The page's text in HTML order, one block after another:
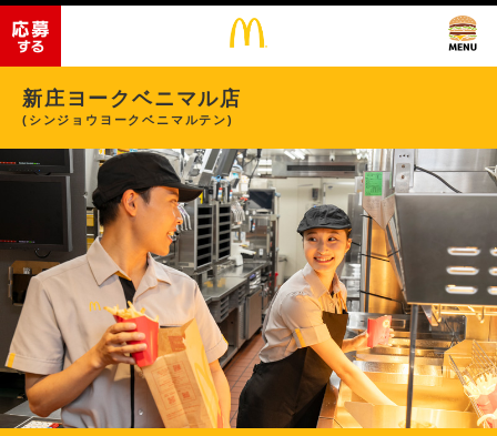
新庄ヨークベニマル店
(シンジョウヨークベニマルテン)